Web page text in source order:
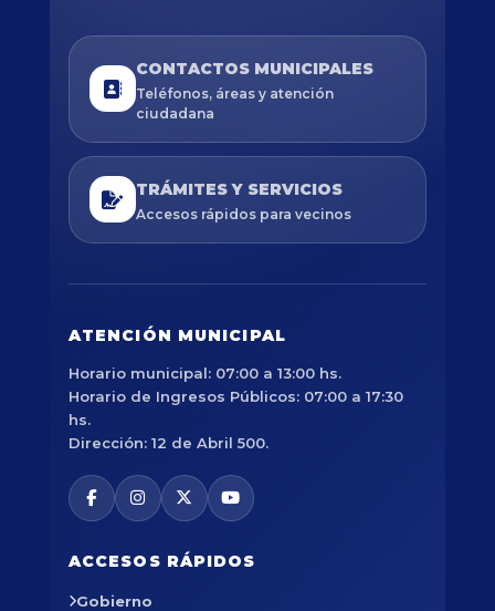
CONTACTOS MUNICIPALES
Teléfonos, áreas y atención
ciudadana
TRÁMITES Y SERVICIOS
Accesos rápidos para vecinos
ATENCIÓN MUNICIPAL
Horario municipal: 07:00 a 13:00 hs.
Horario de Ingresos Públicos: 07:00 a 17:30
hs.
Dirección: 12 de Abril 500.
ACCESOS RÁPIDOS
Gobierno